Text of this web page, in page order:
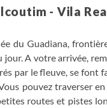
- Vila
du Guadiana,
A votre arrivée,
par le fleuve, se
pouvez traverser
routes et pistes